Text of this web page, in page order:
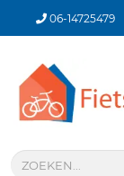
06-14725479